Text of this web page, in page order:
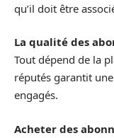
qu’il doit être
La qualité des
Tout dépend de la
réputés garantit
engagés.
Acheter des